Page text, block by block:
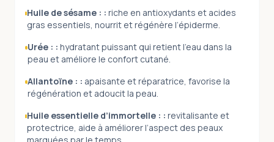
Huile de sésame : : riche en antioxydants et acides
gras essentiels, nourrit et régénère l’épiderme.
Urée : : hydratant puissant qui retient l’eau dans la
peau et améliore le confort cutané.
Allantoïne : : apaisante et réparatrice, favorise la
régénération et adoucit la peau.
Huile essentielle d’immortelle : : revitalisante et
protectrice, aide à améliorer l’aspect des peaux